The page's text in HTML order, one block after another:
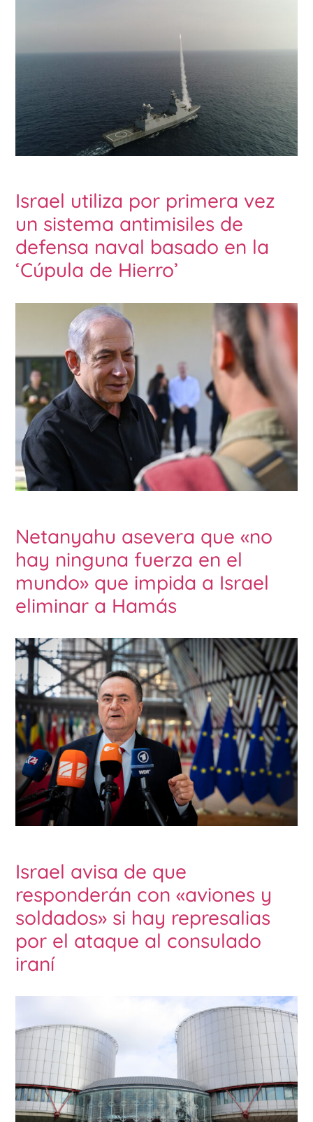
Israel utiliza por primera vez
un sistema antimisiles de
defensa naval basado en la
‘Cúpula de Hierro’
Netanyahu asevera que «no
hay ninguna fuerza en el
mundo» que impida a Israel
eliminar a Hamás
Israel avisa de que
responderán con «aviones y
soldados» si hay represalias
por el ataque al consulado
iraní